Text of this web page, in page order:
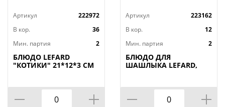
Артикул
222972
В кор.
36
Мин. партия
2
БЛЮДО LEFARD
"КОТИКИ" 21*12*3 СМ
Артикул
223162
В кор.
12
Мин. партия
2
БЛЮДО ДЛЯ
ШАШЛЫКА LEFARD,